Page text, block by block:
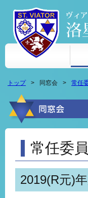
本文へジャンプ
トップ 同窓会 常任
常任委
2019(R元)